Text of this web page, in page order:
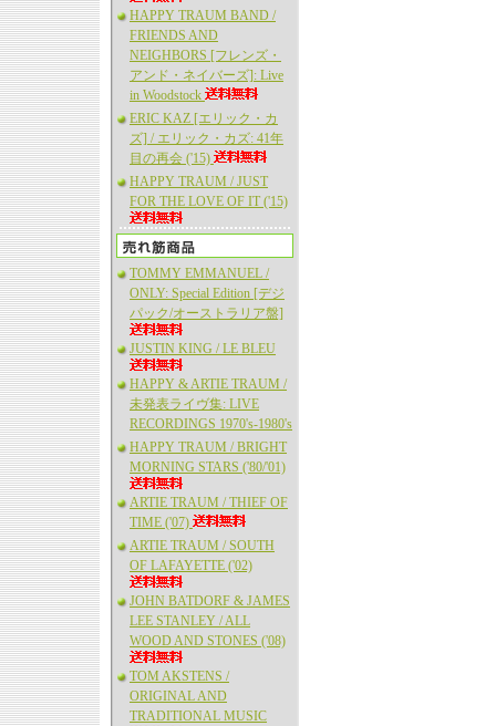
HAPPY TRAUM BAND /
FRIENDS AND
NEIGHBORS [フレンズ・
アンド・ネイバーズ]: Live
in Woodstock
ERIC KAZ [エリック・カ
ズ] / エリック・カズ: 41年
目の再会 ('15)
HAPPY TRAUM / JUST
FOR THE LOVE OF IT ('15)
TOMMY EMMANUEL /
ONLY: Special Edition [デジ
パック/オーストラリア盤]
JUSTIN KING / LE BLEU
HAPPY & ARTIE TRAUM /
未発表ライヴ集: LIVE
RECORDINGS 1970's-1980's
HAPPY TRAUM / BRIGHT
MORNING STARS ('80/'01)
ARTIE TRAUM / THIEF OF
TIME ('07)
ARTIE TRAUM / SOUTH
OF LAFAYETTE ('02)
JOHN BATDORF & JAMES
LEE STANLEY / ALL
WOOD AND STONES ('08)
TOM AKSTENS /
ORIGINAL AND
TRADITIONAL MUSIC